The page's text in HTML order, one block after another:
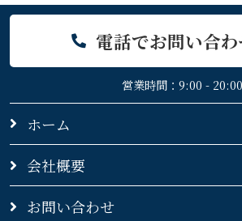
電話でお問い合
営業時間：9:00 - 20:00
ホーム
会社概要
お問い合わせ